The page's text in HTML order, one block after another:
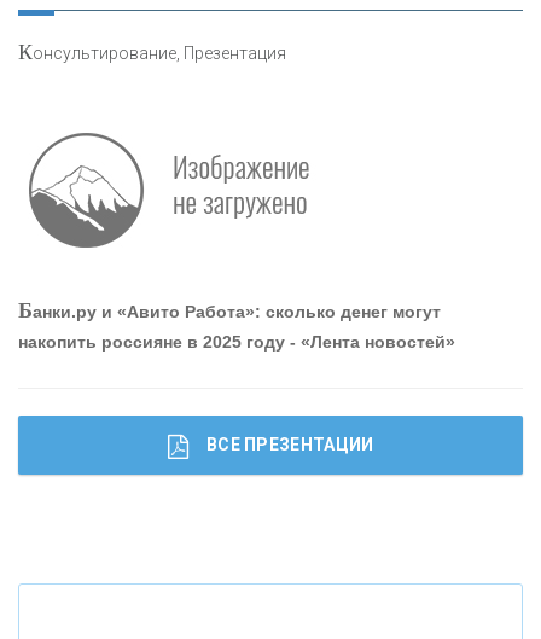
Работа мечты. Что банки делают для того, чтобы
привлечь и удержать персонал - «Интервью»
Что будет с наличными деньгами при цифровом
Консультирование, Презентация
Банки.ру и «Авито Работа»: сколько денег могут
накопить россияне в 2025 году - «Лента новостей»
ВСЕ ПРЕЗЕНТАЦИИ